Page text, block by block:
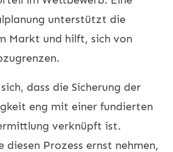
unterstützt die
Markt und hilft, sich von
dass die Sicherung der
eng mit einer fundierten
verknüpft ist.
diesen Prozess ernst nehmen,